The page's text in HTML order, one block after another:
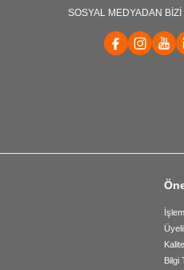
SOSYAL MEDYADAN BİZİ
Bilgi